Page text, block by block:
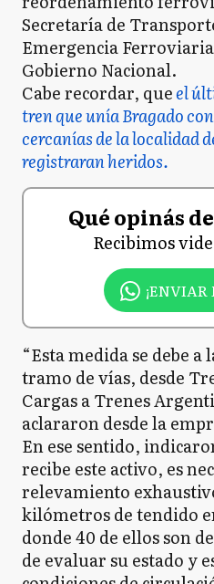
Secretaría de
Emergencia
Gobierno Nacional.
Cabe recordar, queel
tren que unía Bragado
cercanías de la localidad
registraran heridos.
Qué opinás
Recibimos
“Esta medida se debe
tramo de vías, desde
Cargas a Trenes
aclararon desde la
En ese sentido,
recibe este activo, es
relevamiento
kilómetros de tendido
donde 40 de ellos son
de evaluar su estado y